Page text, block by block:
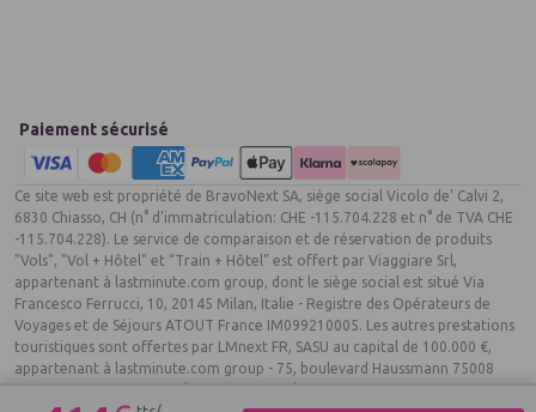
Paiement sécurisé
Ce site web est propriété de BravoNext SA, siège social Vicolo de’ Calvi 2,
6830 Chiasso, CH (n° d’immatriculation: CHE -115.704.228 et n° de TVA CHE
-115.704.228). Le service de comparaison et de réservation de produits
"Vols", "Vol + Hôtel" et “Train + Hôtel” est offert par Viaggiare Srl,
appartenant à lastminute.com group, dont le siège social est situé Via
Francesco Ferrucci, 10, 20145 Milan, Italie - Registre des Opérateurs de
Voyages et de Séjours ATOUT France IM099210005. Les autres prestations
touristiques sont offertes par LMnext FR, SASU au capital de 100.000 €,
appartenant à lastminute.com group - 75, boulevard Haussmann 75008